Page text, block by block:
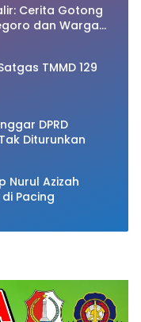
Cerita Gotong
dan Warga
TMMD 129
DPRD
Diturunkan
Nurul Azizah
di Pacing